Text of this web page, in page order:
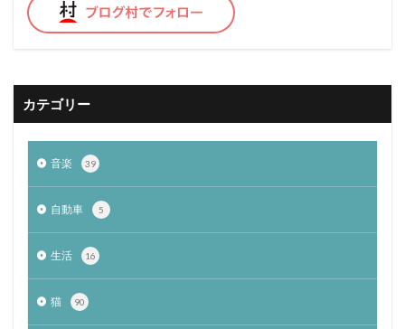
カテゴリー
音楽 39
自動車 5
生活 16
猫 90